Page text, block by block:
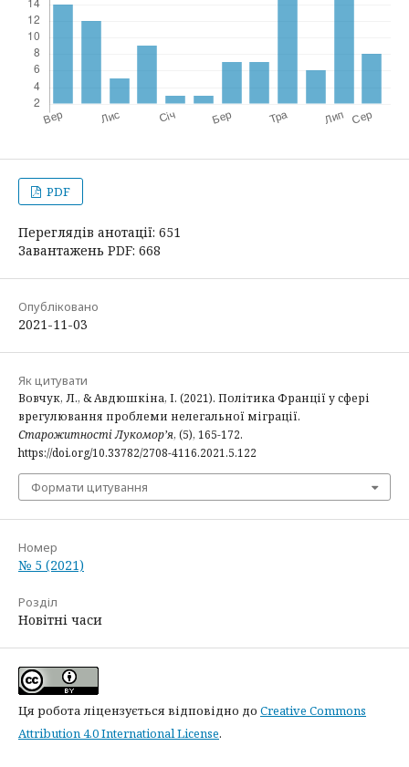
PDF
Переглядів анотації: 651
Завантажень PDF: 668
Опубліковано
2021-11-03
Як цитувати
Вовчук, Л., & Авдюшкіна, І. (2021). Політика Франції у сфері
врегулювання проблеми нелегальної міграції.
Старожитності Лукомор’я, (5), 165-172.
https://doi.org/10.33782/2708-4116.2021.5.122
Формати цитування
Номер
№ 5 (2021)
Розділ
Новітні часи
Ця робота ліцензується відповідно до Creative Commons
Attribution 4.0 International License.